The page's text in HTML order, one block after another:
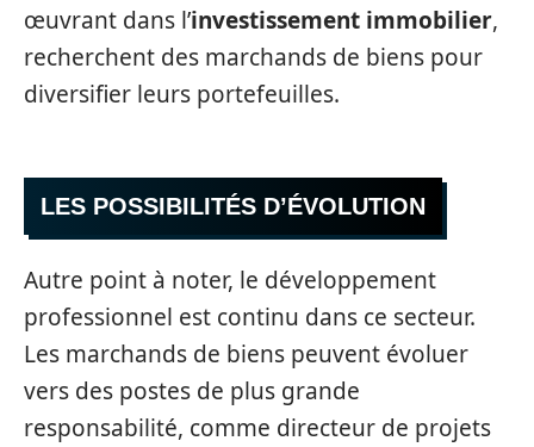
œuvrant dans l’investissement immobilier,
recherchent des marchands de biens pour
diversifier leurs portefeuilles.
LES POSSIBILITÉS D’ÉVOLUTION
Autre point à noter, le développement
professionnel est continu dans ce secteur.
Les marchands de biens peuvent évoluer
vers des postes de plus grande
responsabilité, comme directeur de projets